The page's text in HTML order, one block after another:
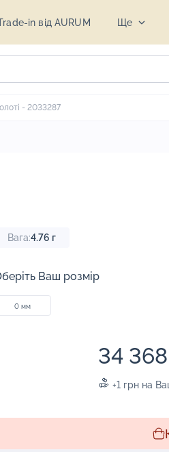
in від AURUM Ще
- 2033287
Вага:4.76 г
Ваш розмір
0 мм
34
+1 грн на